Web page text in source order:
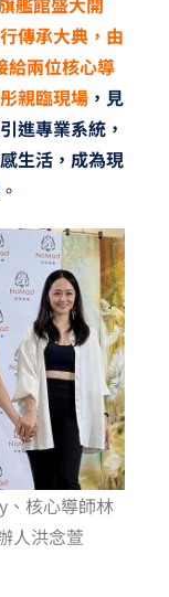
傳承大典，由
給兩位核心導
親臨現場，見
進專業系統，
生活，成為現
。
、核心導師林
人洪念萱